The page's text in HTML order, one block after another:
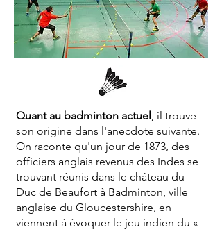
Quant au badminton actuel, il trouve
son origine dans l'anecdote suivante.
On raconte qu'un jour de 1873, des
officiers anglais revenus des Indes se
trouvant réunis dans le château du
Duc de Beaufort à Badminton, ville
anglaise du Gloucestershire, en
viennent à évoquer le jeu indien du «